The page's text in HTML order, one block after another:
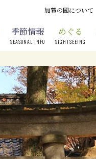
加賀の國について
季節情報
SEASONAL INFO
めぐる
SIGHTSEEING